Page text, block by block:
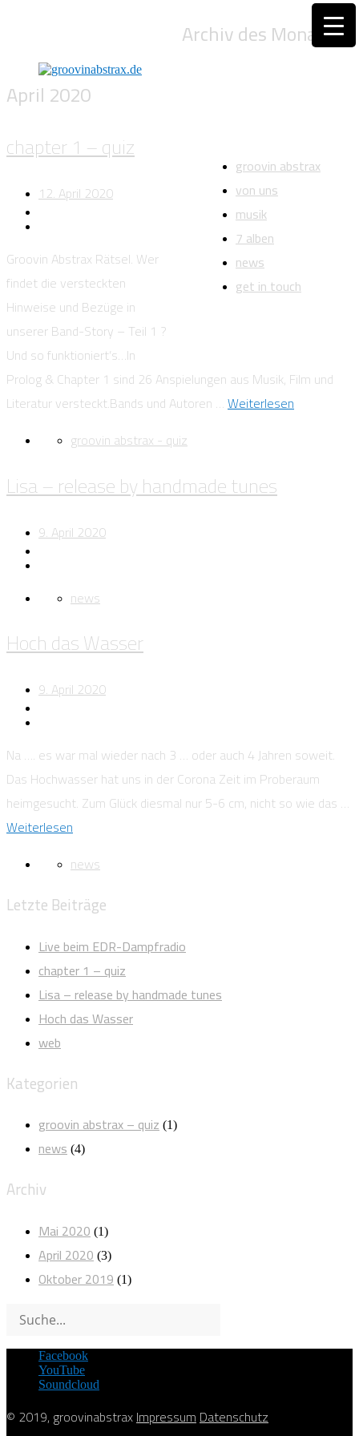
groovin abstrax
von uns
musik
7 alben
news
get in touch
Archiv des Monats:
April 2020
chapter 1 – quiz
12. April 2020
Groovin Abstrax Rätsel. Wer
findet die versteckten
Hinweise und Bezüge in
unserer Band-Story – Teil 1 ?
Und so funktioniert’s…In
Prolog & Chapter 1 sind 26 Anspielungen aus Musik, Film und
Literatur versteckt.Bands und Autoren …Weiterlesen
groovin abstrax - quiz
Lisa – release by handmade tunes
9. April 2020
news
Hoch das Wasser
9. April 2020
Na …. es war mal wieder nach 3 … oder auch 4 Jahren soweit.
Das Hochwasser hat uns in der Corona Zeit im Proberaum
heimgesucht. Zum Glück diesmal nur 5-6 cm, nicht so wie das …
Weiterlesen
news
Letzte Beiträge
Live beim EDR-Dampfradio
chapter 1 – quiz
Lisa – release by handmade tunes
Hoch das Wasser
web
Kategorien
groovin abstrax – quiz (1)
news (4)
Archiv
Mai 2020 (1)
April 2020 (3)
Oktober 2019 (1)
Facebook
YouTube
Soundcloud
© 2019, groovinabstraxImpressumDatenschutz